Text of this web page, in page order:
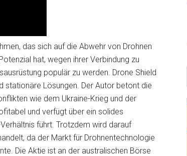
das sich auf die Abwehr von Drohnen
hat, wegen ihrer Verbindung zu
populär zu werden. Drone Shield
stationäre Lösungen. Der Autor betont die
wie dem Ukraine-Krieg und der
und verfügt über ein solides
führt. Trotzdem wird darauf
da der Markt für Drohnentechnologie
Die Aktie ist an der australischen Börse